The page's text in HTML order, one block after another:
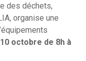
des déchets,
organise une
octobre de 8h à